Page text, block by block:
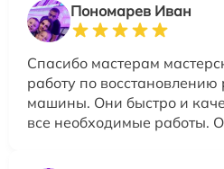
Пономарев Иван
Спасибо мастерам
работу по
машины. Они быстро и
все необходимые работы.